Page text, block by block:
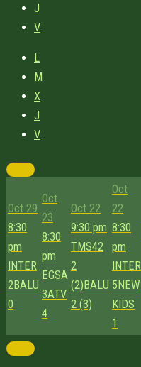
J
V
L
M
X
J
V
Oct 29
8:30
pm
INTER
2BALU
0
Oct
23
8:30
pm
EGSA
3ATV
4
Oct 22
9:30 pm
TMS42
2
(2)BALU
2 (3)
Oct
22
8:30
pm
INTER
5NEW
KIDS
1